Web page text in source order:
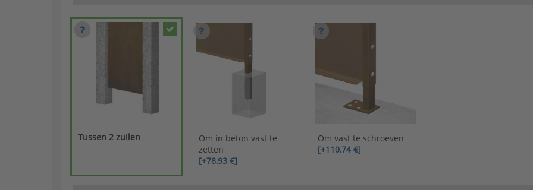
Tussen 2 zuilen
Om in beton vast te
zetten
[+78,93 €]
Om vast te schroeven
[+110,74 €]